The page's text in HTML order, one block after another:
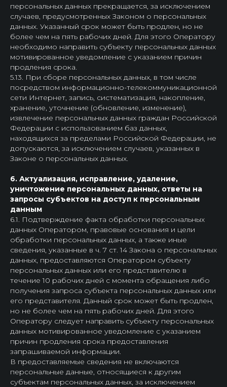
персональных данных прекращается, за исключением
случаев, предусмотренных Законом о персональных
данных. Указанный срок может быть продлен, но не
более чем на пять рабочих дней. Для этого Оператору
необходимо направить субъекту персональных данных
мотивированное уведомление с указанием причин
продления срока.
5.13. При сборе персональных данных, в том числе
посредством информационно-телекоммуникационной
сети Интернет, запись, систематизация, накопление,
хранение, уточнение (обновление, изменение),
извлечение персональных данных граждан Российской
Федерации с использованием баз данных,
находящихся за пределами Российской Федерации, не
допускаются, за исключением случаев, указанных в
Законе о персональных данных.
6. Актуализация, исправление, удаление,
уничтожение персональных данных, ответы на
запросы субъектов на доступ к персональным
данным
6.1. Подтверждение факта обработки персональных
данных Оператором, правовые основания и цели
обработки персональных данных, а также иные
сведения, указанные в ч. 7 ст. 14 Закона о персональных
данных, предоставляются Оператором субъекту
персональных данных или его представителю в
течение 10 рабочих дней с момента обращения либо
получения запроса субъекта персональных данных или
его представителя. Данный срок может быть продлен,
но не более чем на пять рабочих дней. Для этого
Оператору следует направить субъекту персональных
данных мотивированное уведомление с указанием
причин продления срока предоставления
запрашиваемой информации.
В предоставляемые сведения не включаются
персональные данные, относящиеся к другим
субъектам персональных данных, за исключением